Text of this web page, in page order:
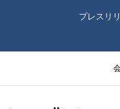
プレスリ